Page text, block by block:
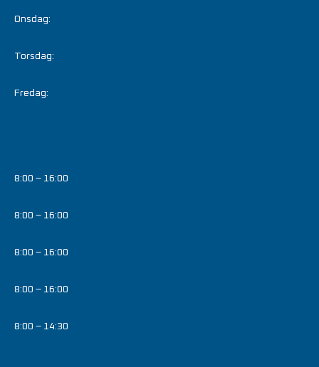
Onsdag:
Torsdag:
Fredag:
8:00 – 16:00
8:00 – 16:00
8:00 – 16:00
8:00 – 16:00
8:00 – 14:30